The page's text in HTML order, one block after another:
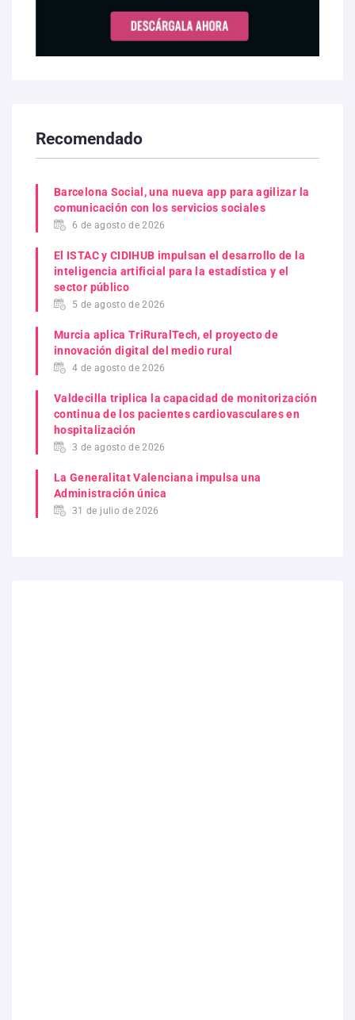
Recomendado
Barcelona Social, una nueva app para agilizar la
comunicación con los servicios sociales
6 de agosto de 2026
El ISTAC y CIDIHUB impulsan el desarrollo de la
inteligencia artificial para la estadística y el
sector público
5 de agosto de 2026
Murcia aplica TriRuralTech, el proyecto de
innovación digital del medio rural
4 de agosto de 2026
Valdecilla triplica la capacidad de monitorización
continua de los pacientes cardiovasculares en
hospitalización
3 de agosto de 2026
La Generalitat Valenciana impulsa una
Administración única
31 de julio de 2026